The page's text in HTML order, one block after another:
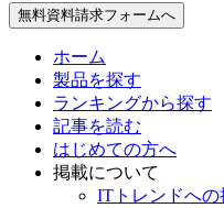
無料資料請求フォームへ
ホーム
製品を探す
ランキングから探す
記事を読む
はじめての方へ
掲載について
ITトレンドへの